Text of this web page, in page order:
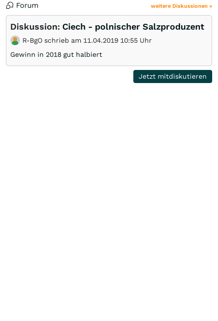
Forum weitere Diskussionen »
Diskussion: Ciech - polnischer Salzproduzent
R-BgO schrieb am 11.04.2019 10:55 Uhr
Gewinn in 2018 gut halbiert
Jetzt mitdiskutieren